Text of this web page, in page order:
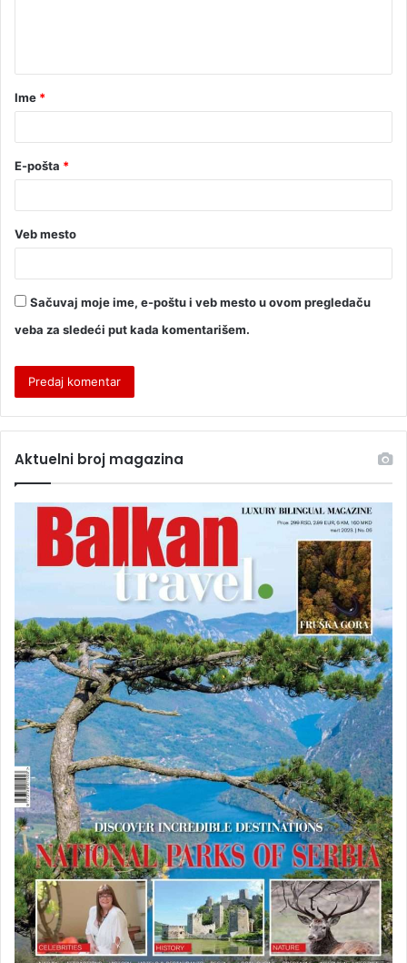
Ime *
E-pošta *
Veb mesto
Sačuvaj moje ime, e-poštu i veb mesto u ovom pregledaču
veba za sledeći put kada komentarišem.
Aktuelni broj magazina